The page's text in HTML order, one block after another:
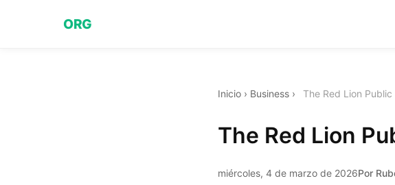
ORG
Inicio › Business › The Red Lion Public
The Red Lion
miércoles, 4 de marzo de 2026Por